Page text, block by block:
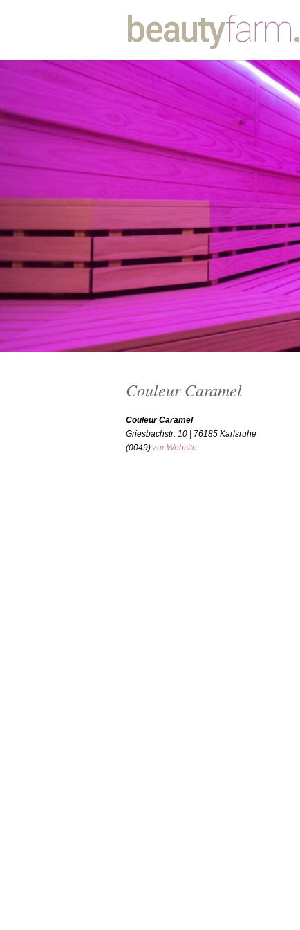
beautyfarm
Couleur Caramel
Couleur Caramel
Griesbachstr. 10 | 76185 Karlsruhe
(0049) zur Website